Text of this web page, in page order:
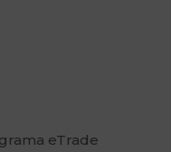
eTrade